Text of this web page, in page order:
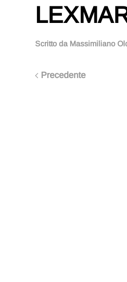
Scritto da Massimiliano
Precedente